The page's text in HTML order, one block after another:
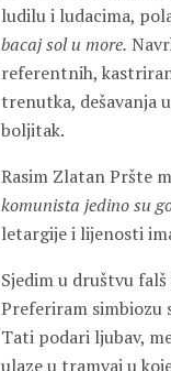
ludilu i ludacima,
bacaj sol u more.
referentnih,
trenutka, dešavanja
boljitak.
Rasim Zlatan Pršte
komunista jedino su
letargije i lijenosti
Sjedim u društvu falš
Preferiram simbiozu
Tati podari ljubav,
ulaze u tramvaj u